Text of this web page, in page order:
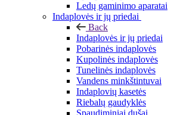
Ledų gaminimo aparatai
Indaplovės ir jų priedai
Back
Indaplovės ir jų priedai
Pobarinės indaplovės
Kupolinės indaplovės
Tunelinės indaplovės
Vandens minkštintuvai
Indaplovių kasetės
Riebalų gaudyklės
Spaudiminiai dušai